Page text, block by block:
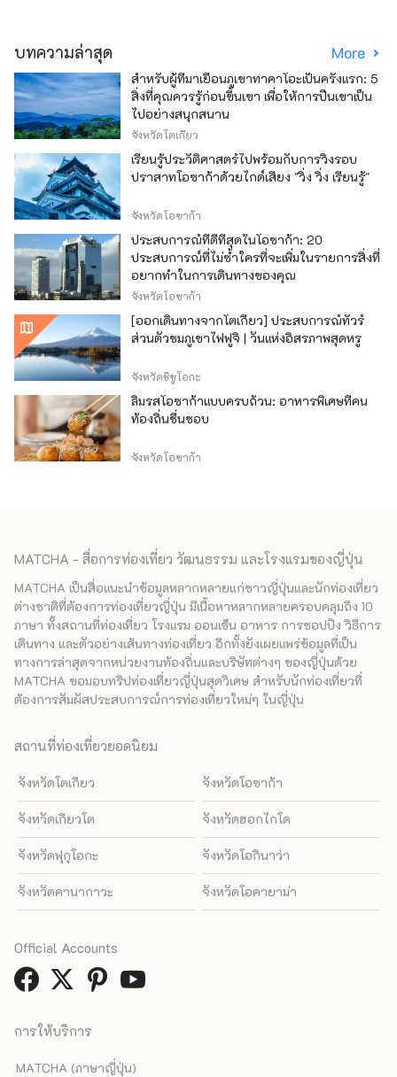
บทความล่าสุด More
สำหรับผู้ที่มาเยือนภูเขาทาคาโอะเป็นครั้งแรก: 5
สิ่งที่คุณควรรู้ก่อนขึ้นเขา เพื่อให้การปีนเขาเป็น
ไปอย่างสนุกสนาน
จังหวัดโตเกียว
เรียนรู้ประวัติศาสตร์ไปพร้อมกับการวิ่งรอบ
ปราสาทโอซาก้าด้วยไกด์เสียง "วิ่ง วิ่ง เรียนรู้"
จังหวัดโอซาก้า
ประสบการณ์ที่ดีที่สุดในโอซาก้า: 20
ประสบการณ์ที่ไม่ซ้ำใครที่จะเพิ่มในรายการสิ่งที่
อยากทำในการเดินทางของคุณ
จังหวัดโอซาก้า
[ออกเดินทางจากโตเกียว] ประสบการณ์ทัวร์
ส่วนตัวชมภูเขาไฟฟูจิ | วันแห่งอิสรภาพสุดหรู
จังหวัดชิซูโอกะ
ลิ้มรสโอซาก้าแบบครบถ้วน: อาหารพิเศษที่คน
ท้องถิ่นชื่นชอบ
จังหวัดโอซาก้า
MATCHA - สื่อการท่องเที่ยว วัฒนธรรม และโรงแรมของญี่ปุ่น
MATCHA เป็นสื่อแนะนำข้อมูลหลากหลายแก่ชาวญี่ปุ่นและนักท่องเที่ยว
ต่างชาติที่ต้องการท่องเที่ยวญี่ปุ่น มีเนื้อหาหลากหลายครอบคลุมถึง 10
ภาษา ทั้งสถานที่ท่องเที่ยว โรงแรม ออนเซ็น อาหาร การชอปปิง วิธีการ
เดินทาง และตัวอย่างเส้นทางท่องเที่ยว อีกทั้งยังเผยแพร่ข้อมูลที่เป็น
ทางการล่าสุดจากหน่วยงานท้องถิ่นและบริษัทต่างๆ ของญี่ปุ่นด้วย
MATCHA ขอมอบทริปท่องเที่ยวญี่ปุ่นสุดวิเศษ สำหรับนักท่องเที่ยวที่
ต้องการสัมผัสประสบการณ์การท่องเที่ยวใหม่ๆ ในญี่ปุ่น
สถานที่ท่องเที่ยวยอดนิยม
จังหวัดโตเกียว จังหวัดโอซาก้า
จังหวัดเกียวโต จังหวัดฮอกไกโด
จังหวัดฟุกุโอกะ จังหวัดโอกินาว่า
จังหวัดคานากาวะ จังหวัดโอคายาม่า
การให้บริการ
MATCHA (ภาษาญี่ปุ่น)
Official Accounts